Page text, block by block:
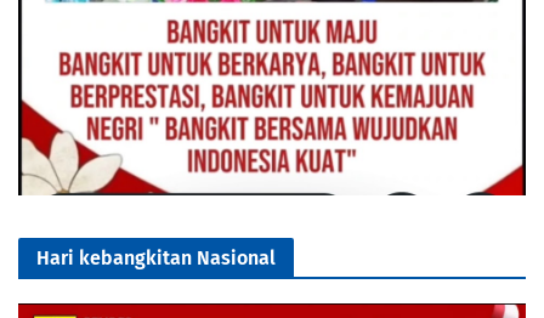
Hari kebangkitan Nasional